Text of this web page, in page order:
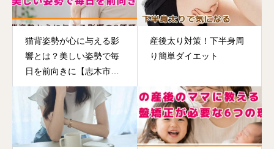
猫背姿勢が心に与える影
響とは？美しい姿勢で毎
日を前向きに【志木市の
整体院】
産後太り対策！下半身周
り簡単ダイエット